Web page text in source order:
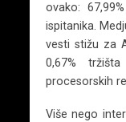
ovako:
ispitanika.
vesti stižu za
0,67%
procesorskih
Više nego